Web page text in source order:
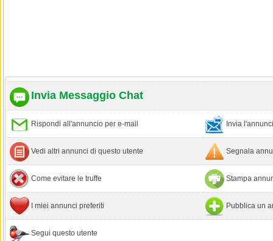
Invia Messaggio Chat
Rispondi all'annuncio per e-mail Invia
Vedi altri annunci di questo utente Segnala
Come evitare le truffe Stampa
I miei annunci preferiti Pubblica un
Segui questo utente